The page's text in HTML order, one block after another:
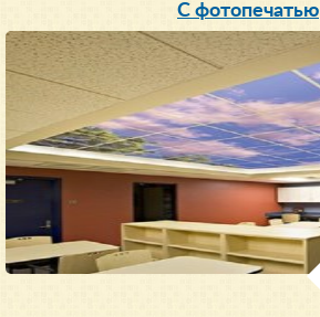
С фотопечатью